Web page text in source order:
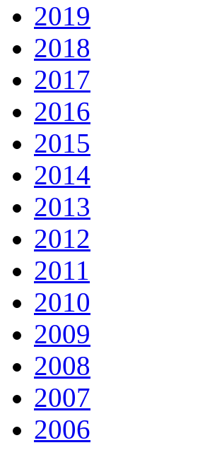
2019
2018
2017
2016
2015
2014
2013
2012
2011
2010
2009
2008
2007
2006